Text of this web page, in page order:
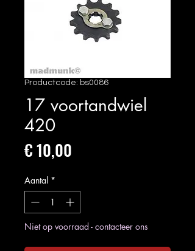
Productcode: bs0086
17 voortandwiel
420
€ 10,00
Aantal *
Niet op voorraad - contacteer ons